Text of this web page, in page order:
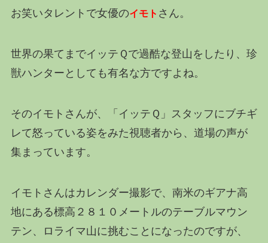
お笑いタレントで女優のイモト さん。
世界の果てまでイッテＱで過酷な登山をしたり、珍
獣ハンターとしても有名な方ですよね。
そのイモトさんが、「イッテＱ」スタッフにブチギ
レて怒っている姿をみた視聴者から、道場の声が
集まっています。
イモトさんはカレンダー撮影で、南米のギアナ高
地にある標高２８１０メートルのテーブルマウン
テン、ロライマ山に挑むことになったのですが、